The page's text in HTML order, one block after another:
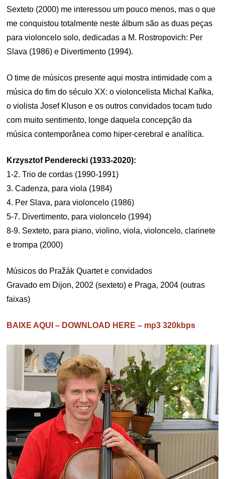
Sexteto (2000) me interessou um pouco menos, mas o que
me conquistou totalmente neste álbum são as duas peças
para violoncelo solo, dedicadas a M. Rostropovich: Per
Slava (1986) e Divertimento (1994).
O time de músicos presente aqui mostra intimidade com a
música do fim do século XX: o violoncelista Michal Kaňka,
o violista Josef Kluson e os outros convidados tocam tudo
com muito sentimento, longe daquela concepção da
música contemporânea como hiper-cerebral e analítica.
Krzysztof Penderecki (1933-2020):
1-2. Trio de cordas (1990-1991)
3. Cadenza, para viola (1984)
4. Per Slava, para violoncelo (1986)
5-7. Divertimento, para violoncelo (1994)
8-9. Sexteto, para piano, violino, viola, violoncelo, clarinete
e trompa (2000)
Músicos do Pražák Quartet e convidados
Gravado em Dijon, 2002 (sexteto) e Praga, 2004 (outras
faixas)
BAIXE AQUI – DOWNLOAD HERE – mp3 320kbps